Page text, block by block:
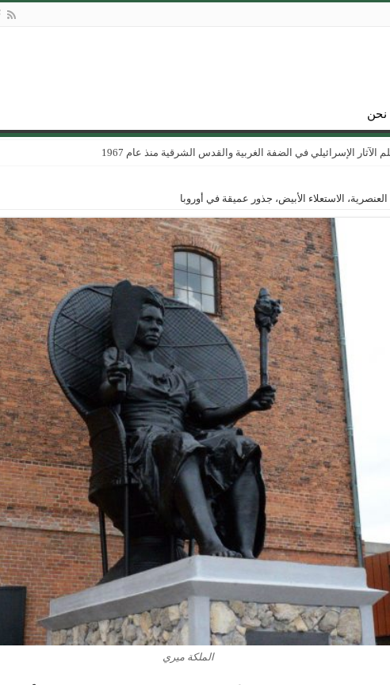
نحن
الإسرائيلي في الضفة الغربية والقدس الشرقية منذ عام 1967
العنصرية، الاستعلاء الأبيض، جذور عميقة في أوروبا
الملكة ميري